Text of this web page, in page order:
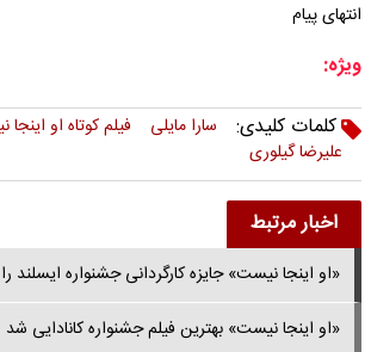
انتهای پیام
ویژه:
کلمات کلیدی:
سارا مایلی فیلم کوتاه او
علیرضا گیلوری
اخبار مرتبط
«او اینجا نیست» جایزه کارگردانی جشنواره ایسلند
«او اینجا نیست» بهترین فیلم جشنواره کانادایی شد